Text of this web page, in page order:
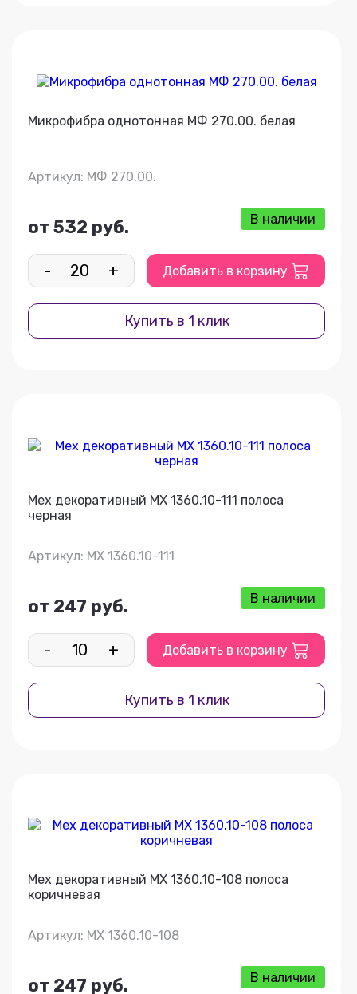
Микрофибра однотонная МФ 270.00. белая
Артикул: МФ 270.00.
от 532 руб. В наличии
- + Добавить в корзину
Купить в 1 клик
Мех декоративный МХ 1360.10-111 полоса
черная
Артикул: МХ 1360.10-111
от 247 руб. В наличии
- + Добавить в корзину
Купить в 1 клик
Мех декоративный МХ 1360.10-108 полоса
коричневая
Артикул: МХ 1360.10-108
от 247 руб. В наличии